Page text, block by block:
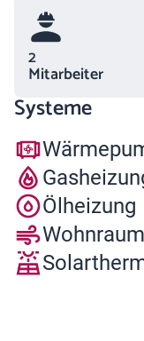
2
Mitarbeiter
Systeme
Ölheizung